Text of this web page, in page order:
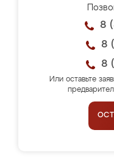
8
8
8
Или оставьте